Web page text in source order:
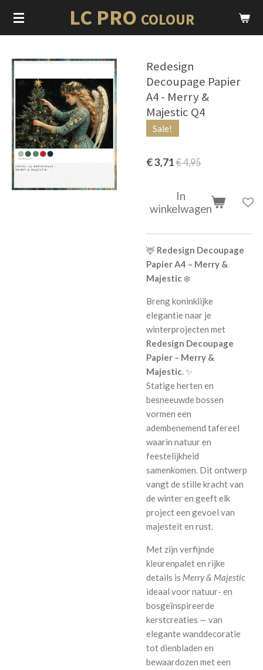
Ga
direct
hoofdinhoud
LC PRO COLOUR
Redesign
Decoupage Papier
A4 - Merry &
Majestic Q4
Sale!
€ 3,71 € 4,95
In
winkelwagen
🦌 Redesign Decoupage
Papier A4 – Merry &
Majestic ❄️
Breng koninklijke
elegantie naar je
winterprojecten met
Redesign Decoupage
Papier – Merry &
Majestic. ✨
Statige herten en
besneeuwde bossen
vormen een
adembenemend tafereel
waarin natuur en
feestelijkheid
samenkomen. Dit ontwerp
vangt de stille kracht van
de winter en geeft elk
project een gevoel van
majesteit en rust.
Met zijn verfijnde
kleurenpalet en rijke
details is Merry & Majestic
ideaal voor natuur- en
bosgeïnspireerde
kerstcreaties — van
elegante wanddecoratie
tot dienbladen en
bewaardozen met een